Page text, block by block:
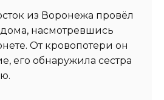
из Воронежа провёл
насмотревшись
От кровопотери он
его обнаружила сестра